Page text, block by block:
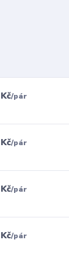
/pár
/pár
/pár
/pár